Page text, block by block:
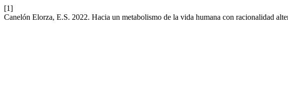
[1]
Canelón Elorza, E.S. 2022. Hacia un metabolismo de la vida humana con racionalidad